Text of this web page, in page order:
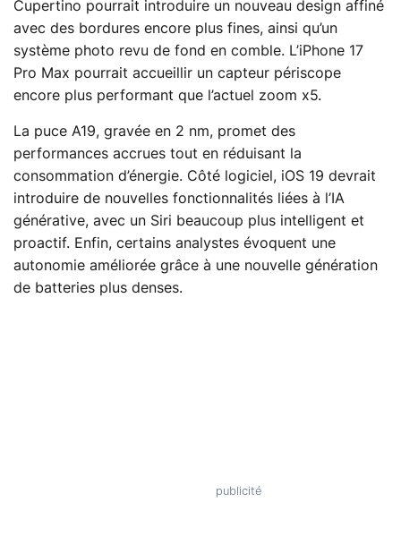
Cupertino pourrait introduire un nouveau design affiné
avec des bordures encore plus fines, ainsi qu’un
système photo revu de fond en comble. L’iPhone 17
Pro Max pourrait accueillir un capteur périscope
encore plus performant que l’actuel zoom x5.
La puce A19, gravée en 2 nm, promet des
performances accrues tout en réduisant la
consommation d’énergie. Côté logiciel, iOS 19 devrait
introduire de nouvelles fonctionnalités liées à l’IA
générative, avec un Siri beaucoup plus intelligent et
proactif. Enfin, certains analystes évoquent une
autonomie améliorée grâce à une nouvelle génération
de batteries plus denses.